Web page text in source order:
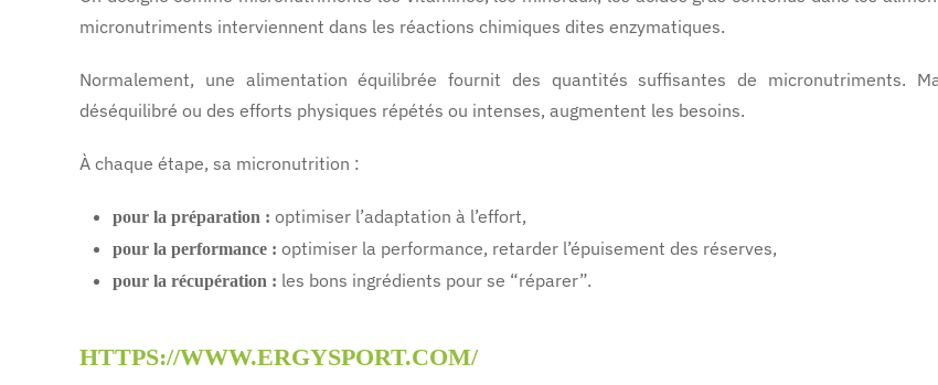
micronutriments interviennent dans les réactions chimiques dites enzymatiques.
Normalement, une alimentation équilibrée fournit des quantités suffisantes de micronutriments.
déséquilibré ou des efforts physiques répétés ou intenses, augmentent les besoins.
À chaque étape, sa micronutrition :
pour la préparation : optimiser l’adaptation à l’effort,
pour la performance : optimiser la performance, retarder l’épuisement des réserves,
pour la récupération : les bons ingrédients pour se “réparer”.
HTTPS://WWW.ERGYSPORT.COM/